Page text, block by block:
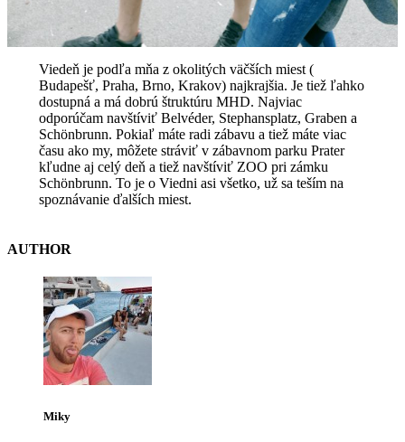
Viedeň je podľa mňa z okolitých väčších miest (
Budapešť, Praha, Brno, Krakov) najkrajšia. Je tiež ľahko
dostupná a má dobrú štruktúru MHD. Najviac
odporúčam navštíviť Belvéder, Stephansplatz, Graben a
Schönbrunn. Pokiaľ máte radi zábavu a tiež máte viac
času ako my, môžete stráviť v zábavnom parku Prater
kľudne aj celý deň a tiež navštíviť ZOO pri zámku
Schönbrunn. To je o Viedni asi všetko, už sa teším na
spoznávanie ďalších miest.
AUTHOR
Miky